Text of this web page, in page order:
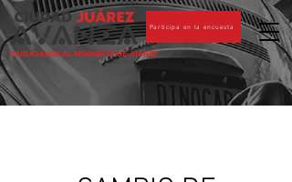
CIUDADANOS AL PENDIENTE DE JUÁREZ
Participa en la encuesta